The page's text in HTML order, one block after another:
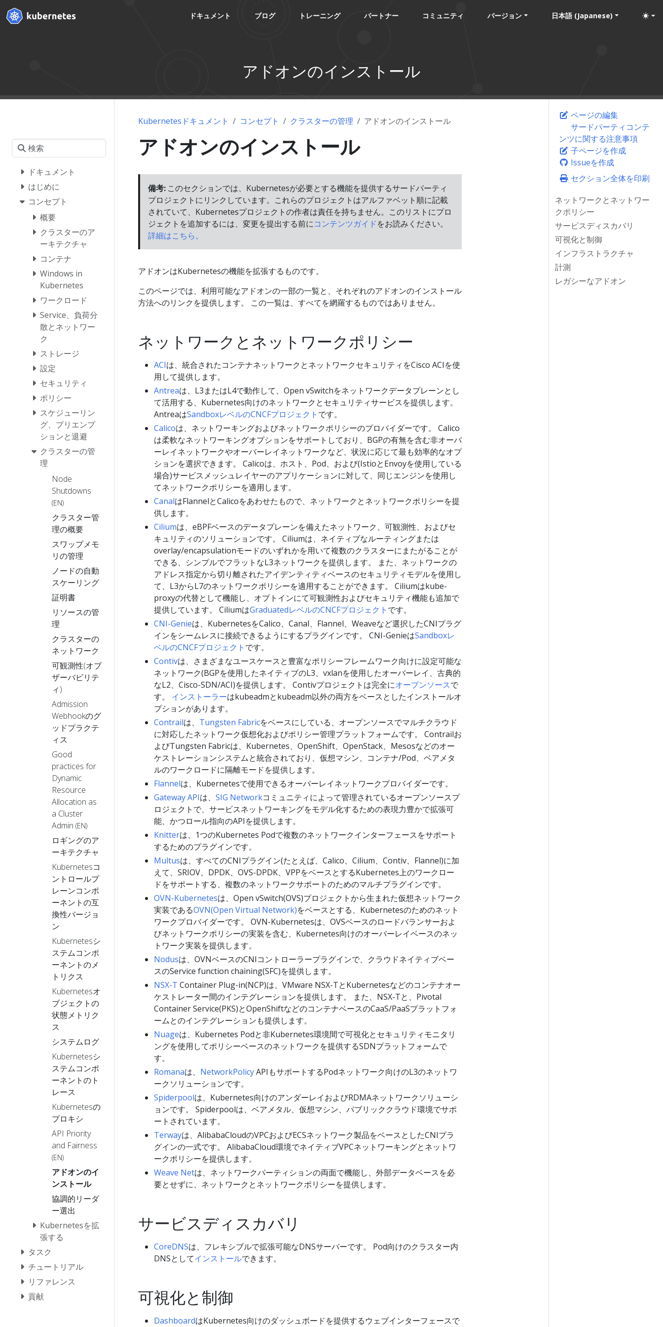
ドキュメント ブログ トレーニング パートナー コミュニティ バージョン 日本語 (Japanese)
アドオンのインストール
ドキュメント
はじめに
コンセプト
概要
クラスターのア
ーキテクチャ
コンテナ
Windows in
Kubernetes
ワークロード
Service、負荷分
散とネットワー
ク
ストレージ
設定
セキュリティ
ポリシー
スケジューリン
グ、プリエンプ
ションと退避
クラスターの管
理
Node
Shutdowns
(EN)
クラスター管
理の概要
スワップメモ
リの管理
ノードの自動
スケーリング
証明書
リソースの管
理
クラスターの
ネットワーク
可観測性(オブ
ザーバビリテ
ィ)
Admission
Webhookのグ
ッドプラクテ
ィス
Good
practices for
Dynamic
Resource
Allocation as
a Cluster
Admin (EN)
ロギングのア
ーキテクチャ
Kubernetesコ
ントロールプ
レーンコンポ
ーネントの互
換性バージョ
ン
Kubernetesシ
ステムコンポ
ーネントのメ
トリクス
Kubernetesオ
ブジェクトの
状態メトリク
ス
システムログ
Kubernetesシ
ステムコンポ
ーネントのト
レース
Kubernetesの
プロキシ
API Priority
and Fairness
(EN)
アドオンのイ
ンストール
協調的リーダ
ー選出
Kubernetesを拡
張する
タスク
チュートリアル
リファレンス
貢献
ページの編集
サードパーティコンテ
ンツに関する注意事項
子ページを作成
Issueを作成
セクション全体を印刷
ネットワークとネットワー
クポリシー
サービスディスカバリ
可視化と制御
インフラストラクチャ
計測
レガシーなアドオン
Kubernetesドキュメント コンセプト クラスターの管理 アドオンのインストール
アドオンのインストール
備考: このセクションでは、Kubernetesが必要とする機能を提供するサードパーティ
プロジェクトにリンクしています。これらのプロジェクトはアルファベット順に記載
されていて、Kubernetesプロジェクトの作者は責任を持ちません。このリストにプロ
ジェクトを追加するには、変更を提出する前にコンテンツガイドをお読みください。
詳細はこちら。
アドオンはKubernetesの機能を拡張するものです。
このページでは、利用可能なアドオンの一部の一覧と、それぞれのアドオンのインストール
方法へのリンクを提供します。 この一覧は、すべてを網羅するものではありません。
ネットワークとネットワークポリシー
ACIは、統合されたコンテナネットワークとネットワークセキュリティをCisco ACIを使
用して提供します。
Antreaは、L3またはL4で動作して、Open vSwitchをネットワークデータプレーンとし
て活用する、Kubernetes向けのネットワークとセキュリティサービスを提供します。
AntreaはSandboxレベルのCNCFプロジェクト です。
Calicoは、ネットワーキングおよびネットワークポリシーのプロバイダーです。 Calico
は柔軟なネットワーキングオプションをサポートしており、BGPの有無を含む非オーバ
ーレイネットワークやオーバーレイネットワークなど、状況に応じて最も効率的なオプ
ションを選択できます。 Calicoは、ホスト、Pod、および(IstioとEnvoyを使用している
場合)サービスメッシュレイヤーのアプリケーションに対して、同じエンジンを使用し
てネットワークポリシーを適用します。
CanalはFlannelとCalicoをあわせたもので、ネットワークとネットワークポリシーを提
供します。
Ciliumは、eBPFベースのデータプレーンを備えたネットワーク、可観測性、およびセ
キュリティのソリューションです。 Ciliumは、ネイティブなルーティングまたは
overlay/encapsulationモードのいずれかを用いて複数のクラスターにまたがることが
できる、シンプルでフラットなL3ネットワークを提供します。 また、ネットワークの
アドレス指定から切り離されたアイデンティティベースのセキュリティモデルを使用し
て、L3からL7のネットワークポリシーを適用することができます。 Ciliumはkube-
proxyの代替として機能し、オプトインにて可観測性およびセキュリティ機能も追加で
提供しています。 CiliumはGraduatedレベルのCNCFプロジェクト です。
CNI-Genieは、KubernetesをCalico、Canal、Flannel、Weaveなど選択したCNIプラグ
インをシームレスに接続できるようにするプラグインです。 CNI-GenieはSandboxレ
ベルのCNCFプロジェクト です。
Contivは、さまざまなユースケースと豊富なポリシーフレームワーク向けに設定可能な
ネットワーク(BGPを使用したネイティブのL3、vxlanを使用したオーバーレイ、古典的
なL2、Cisco-SDN/ACI)を提供します。 Contivプロジェクトは完全にオープンソースで
す。 インストーラーはkubeadmとkubeadm以外の両方をベースとしたインストールオ
プションがあります。
Contrailは、 Tungsten Fabricをベースにしている、オープンソースでマルチクラウド
に対応したネットワーク仮想化およびポリシー管理プラットフォームです。 Contrailお
よびTungsten Fabricは、Kubernetes、OpenShift、OpenStack、Mesosなどのオー
ケストレーションシステムと統合されており、仮想マシン、コンテナ/Pod、ベアメタ
ルのワークロードに隔離モードを提供します。
Flannelは、Kubernetesで使用できるオーバーレイネットワークプロバイダーです。
Gateway APIは、 SIG Networkコミュニティによって管理されているオープンソースプ
ロジェクトで、サービスネットワーキングをモデル化するための表現力豊かで拡張可
能、かつロール指向のAPIを提供します。
Knitterは、1つのKubernetes Podで複数のネットワークインターフェースをサポート
するためのプラグインです。
Multusは、すべてのCNIプラグイン(たとえば、Calico、Cilium、Contiv、Flannel)に加
えて、SRIOV、DPDK、OVS-DPDK、VPPをベースとするKubernetes上のワークロー
ドをサポートする、複数のネットワークサポートのためのマルチプラグインです。
OVN-Kubernetesは、Open vSwitch(OVS)プロジェクトから生まれた仮想ネットワーク
実装であるOVN(Open Virtual Network)をベースとする、Kubernetesのためのネット
ワークプロバイダーです。 OVN-Kubernetesは、OVSベースのロードバランサーおよ
びネットワークポリシーの実装を含む、Kubernetes向けのオーバーレイベースのネッ
トワーク実装を提供します。
Nodusは、OVNベースのCNIコントローラープラグインで、クラウドネイティブベー
スのService function chaining(SFC)を提供します。
NSX-T Container Plug-in(NCP)は、VMware NSX-TとKubernetesなどのコンテナオー
ケストレーター間のインテグレーションを提供します。 また、NSX-Tと、Pivotal
Container Service(PKS)とOpenShiftなどのコンテナベースのCaaS/PaaSプラットフォ
ームとのインテグレーションも提供します。
Nuageは、Kubernetes Podと非Kubernetes環境間で可視化とセキュリティモニタリ
ングを使用してポリシーベースのネットワークを提供するSDNプラットフォームで
す。
Romanaは、 NetworkPolicyAPIもサポートするPodネットワーク向けのL3のネットワ
ークソリューションです。
Spiderpoolは、Kubernetes向けのアンダーレイおよびRDMAネットワークソリューシ
ョンです。 Spiderpoolは、ベアメタル、仮想マシン、パブリッククラウド環境でサポ
ートされています。
Terwayは、AlibabaCloudのVPCおよびECSネットワーク製品をベースとしたCNIプラ
グインの一式です。 AlibabaCloud環境でネイティブVPCネットワーキングとネットワ
ークポリシーを提供します。
Weave Netは、ネットワークパーティションの両面で機能し、外部データベースを必
要とせずに、ネットワークとネットワークポリシーを提供します。
サービスディスカバリ
CoreDNSは、フレキシブルで拡張可能なDNSサーバーです。 Pod向けのクラスター内
DNSとしてインストールできます。
可視化と制御
DashboardはKubernetes向けのダッシュボードを提供するウェブインターフェースで